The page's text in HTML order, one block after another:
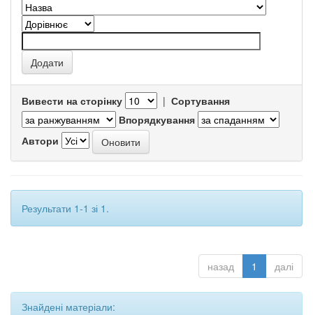
Вивести на сторінку | Сортування
Впорядкування
Автори
Результати 1-1 зі 1.
назад 1 далі
Знайдені матеріали: